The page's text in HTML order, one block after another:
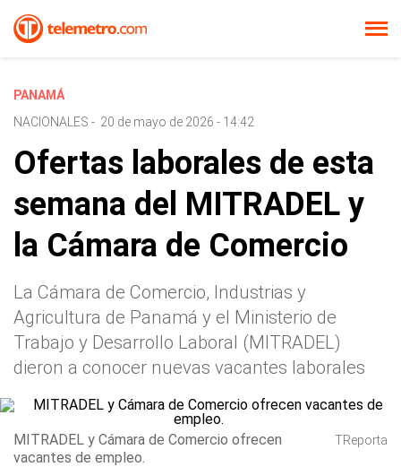
PANAMÁ
NACIONALES - 20 de mayo de 2026 - 14:42
Ofertas laborales de esta
semana del MITRADEL y
la Cámara de Comercio
La Cámara de Comercio, Industrias y
Agricultura de Panamá y el Ministerio de
Trabajo y Desarrollo Laboral (MITRADEL)
dieron a conocer nuevas vacantes laborales
MITRADEL y Cámara de Comercio ofrecen
vacantes de empleo.
TReporta